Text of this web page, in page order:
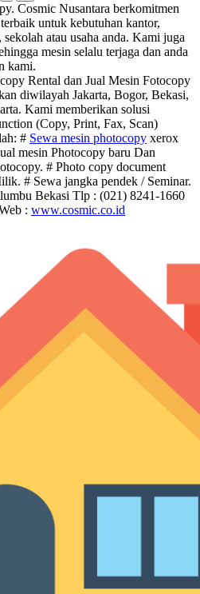
Cosmic Nusantara berkomitmen
untuk kebutuhan kantor,
atau usaha anda. Kami juga
mesin selalu terjaga dan anda
kami.
Rental dan Jual Mesin Fotocopy
diwilayah Jakarta, Bogor, Bekasi,
Kami memberikan solusi
(Copy, Print, Fax, Scan)
# Sewa mesin photocopy xerox
mesin Photocopy baru Dan
# Photo copy document
# Sewa jangka pendek / Seminar.
Bekasi Tlp : (021) 8241-1660
: www.cosmic.co.id